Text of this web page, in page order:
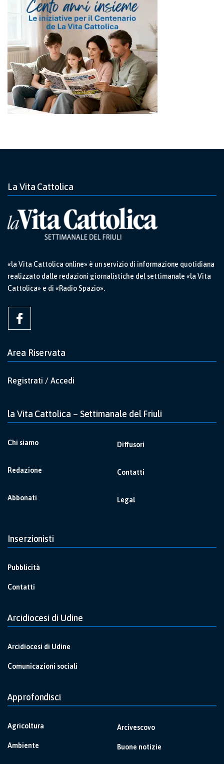
La Vita Cattolica
«la Vita Cattolica online» è un servizio di informazione quotidiana
realizzato dalle redazioni giornalistiche del settimanale «la Vita
Cattolica» e di «Radio Spazio».
Area Riservata
Registrati / Accedi
la Vita Cattolica – Settimanale del Friuli
Chi siamo
Redazione
Abbonati
Diffusori
Contatti
Legal
Inserzionisti
Pubblicità
Contatti
Arcidiocesi di Udine
Arcidiocesi di Udine
Comunicazioni sociali
Approfondisci
Agricoltura
Ambiente
Arcivescovo
Buone notizie